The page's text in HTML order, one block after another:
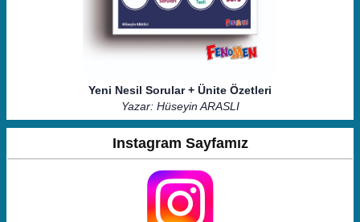
Yeni Nesil Sorular + Ünite Özetleri
Yazar: Hüseyin ARASLI
Instagram Sayfamız